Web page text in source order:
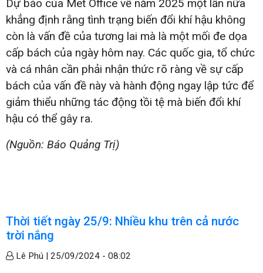
Dự báo của Met Office về năm 2025 một lần nữa
khẳng định rằng tình trạng biến đổi khí hậu không
còn là vấn đề của tương lai mà là một mối đe dọa
cấp bách của ngày hôm nay. Các quốc gia, tổ chức
và cá nhân cần phải nhận thức rõ ràng về sự cấp
bách của vấn đề này và hành động ngay lập tức để
giảm thiểu những tác động tồi tệ mà biến đổi khí
hậu có thể gây ra.
(Nguồn: Báo Quảng Trị)
Thời tiết ngày 25/9: Nhiều khu trên cả nước
trời nắng
Lê Phú | 25/09/2024 - 08:02